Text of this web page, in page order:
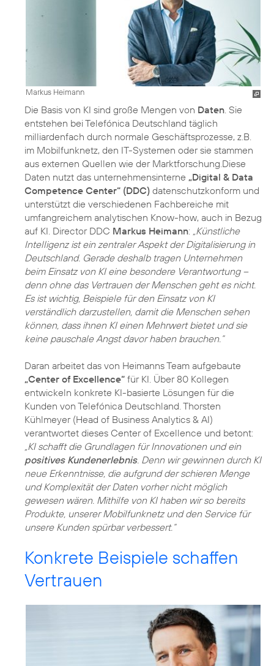
Markus Heimann
Die Basis von KI sind große Mengen von Daten. Sie
entstehen bei Telefónica Deutschland täglich
milliardenfach durch normale Geschäftsprozesse, z.B.
im Mobilfunknetz, den IT-Systemen oder sie stammen
aus externen Quellen wie der Marktforschung.Diese
Daten nutzt das unternehmensinterne „Digital & Data
Competence Center“ (DDC) datenschutzkonform und
unterstützt die verschiedenen Fachbereiche mit
umfangreichem analytischen Know-how, auch in Bezug
auf KI. Director DDC Markus Heimann: „Künstliche
Intelligenz ist ein zentraler Aspekt der Digitalisierung in
Deutschland. Gerade deshalb tragen Unternehmen
beim Einsatz von KI eine besondere Verantwortung –
denn ohne das Vertrauen der Menschen geht es nicht.
Es ist wichtig, Beispiele für den Einsatz von KI
verständlich darzustellen, damit die Menschen sehen
können, dass ihnen KI einen Mehrwert bietet und sie
keine pauschale Angst davor haben brauchen.“
Daran arbeitet das von Heimanns Team aufgebaute
„Center of Excellence“ für KI. Über 80 Kollegen
entwickeln konkrete KI-basierte Lösungen für die
Kunden von Telefónica Deutschland. Thorsten
Kühlmeyer (Head of Business Analytics & AI)
verantwortet dieses Center of Excellence und betont:
„KI schafft die Grundlagen für Innovationen und ein
positives Kundenerlebnis. Denn wir gewinnen durch KI
neue Erkenntnisse, die aufgrund der schieren Menge
und Komplexität der Daten vorher nicht möglich
gewesen wären. Mithilfe von KI haben wir so bereits
Produkte, unserer Mobilfunknetz und den Service für
unsere Kunden spürbar verbessert.“
Konkrete Beispiele schaffen
Vertrauen